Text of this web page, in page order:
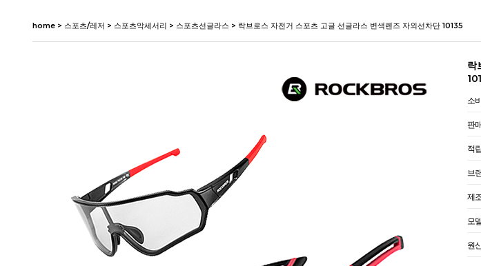
home > 스포츠/레저 > 스포츠악세서리 > 스포츠선글라스 > 락브로스 자전거 스포츠 고글 선글라스 변색렌즈 자외선차단 10135
락
소
판
적
브
제
모
원